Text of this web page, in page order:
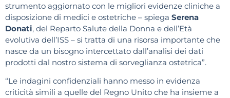
strumento aggiornato con le migliori evidenze cliniche a
disposizione di medici e ostetriche – spiega Serena
Donati, del Reparto Salute della Donna e dell’Età
evolutiva dell’ISS – si tratta di una risorsa importante che
nasce da un bisogno intercettato dall’analisi dei dati
prodotti dal nostro sistema di sorveglianza ostetrica”.
“Le indagini confidenziali hanno messo in evidenza
criticità simili a quelle del Regno Unito che ha insieme a